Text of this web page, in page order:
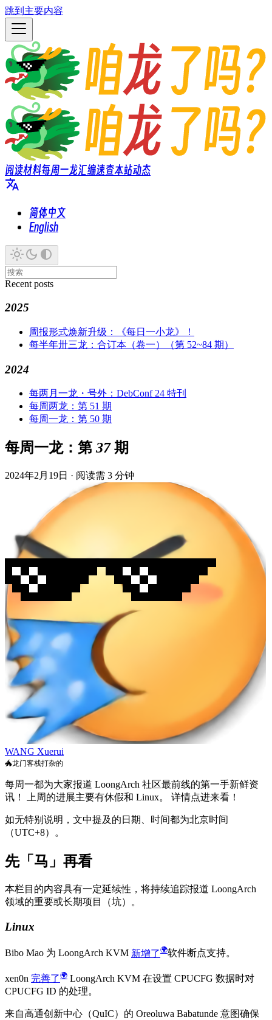
跳到主要内容
阅读材料每周一龙汇编速查本站动态
简体中文
English
Recent posts
2025
周报形式焕新升级：《每日一小龙》！
每半年卅三龙：合订本（卷一）（第 52~84 期）
2024
每两月一龙・号外：DebConf 24 特刊
每周两龙：第 51 期
每周一龙：第 50 期
每周一龙：第 37 期
2024年2月19日 · 阅读需 3 分钟
WANG Xuerui
🐲龙门客栈打杂的
每周一都为大家报道 LoongArch 社区最前线的第一手新鲜资
讯！ 上周的进展主要有休假和 Linux。 详情点进来看！
如无特别说明，文中提及的日期、时间都为北京时间
（UTC+8）。
先「马」再看
本栏目的内容具有一定延续性，将持续追踪报道 LoongArch
领域的重要或长期项目（坑）。
Linux
Bibo Mao 为 LoongArch KVM 新增了 软件断点支持。
xen0n 完善了
LoongArch KVM 在设置 CPUCFG 数据时对
CPUCFG ID 的处理。
来自高通创新中心（QuIC）的 Oreoluwa Babatunde 意图确保